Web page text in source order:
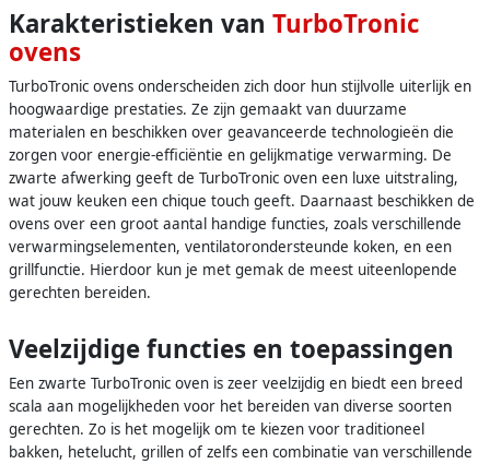
Karakteristieken van TurboTronic
ovens
TurboTronic ovens onderscheiden zich door hun stijlvolle uiterlijk en
hoogwaardige prestaties. Ze zijn gemaakt van duurzame
materialen en beschikken over geavanceerde technologieën die
zorgen voor energie-efficiëntie en gelijkmatige verwarming. De
zwarte afwerking geeft de TurboTronic oven een luxe uitstraling,
wat jouw keuken een chique touch geeft. Daarnaast beschikken de
ovens over een groot aantal handige functies, zoals verschillende
verwarmingselementen, ventilatorondersteunde koken, en een
grillfunctie. Hierdoor kun je met gemak de meest uiteenlopende
gerechten bereiden.
Veelzijdige functies en toepassingen
Een zwarte TurboTronic oven is zeer veelzijdig en biedt een breed
scala aan mogelijkheden voor het bereiden van diverse soorten
gerechten. Zo is het mogelijk om te kiezen voor traditioneel
bakken, hetelucht, grillen of zelfs een combinatie van verschillende